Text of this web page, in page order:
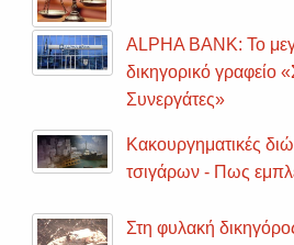
ALPHA BANK: Το
δικηγορικό γραφείο
Συνεργάτες»
Κακουργηματικές
τσιγάρων - Πως
Στη φυλακή